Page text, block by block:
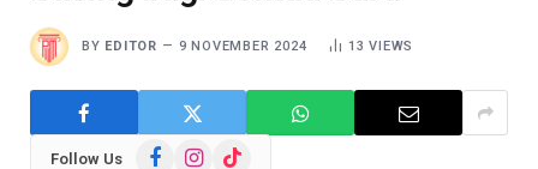
BY EDITOR 9 NOVEMBER 2024 13VIEWS
Follow Us FacebookInstagram
TikTok